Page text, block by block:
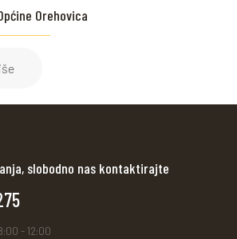
Orehovica
slobodno nas kontaktirajte
- 12:00